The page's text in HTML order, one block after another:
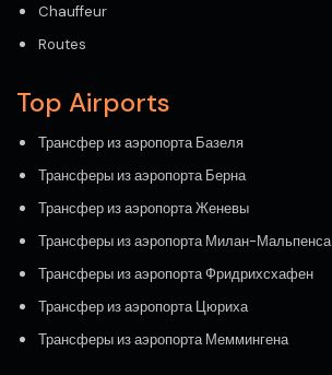
Chauffeur
Routes
Top Airports
Трансфер из аэропорта Базеля
Трансферы из аэропорта Берна
Трансфер из аэропорта Женевы
Трансферы из аэропорта Милан-Мальпенса
Трансферы из аэропорта Фридрихсхафен
Трансфер из аэропорта Цюриха
Трансферы из аэропорта Меммингена